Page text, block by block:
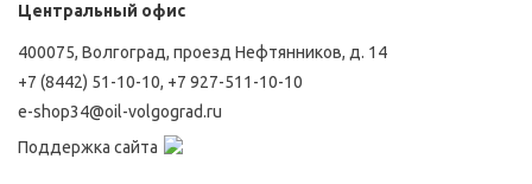
Центральный офис
400075, Волгоград, проезд Нефтянников, д. 14
+7 (8442) 51-10-10, +7 927-511-10-10
e-shop34@oil-volgograd.ru
Поддержка сайта